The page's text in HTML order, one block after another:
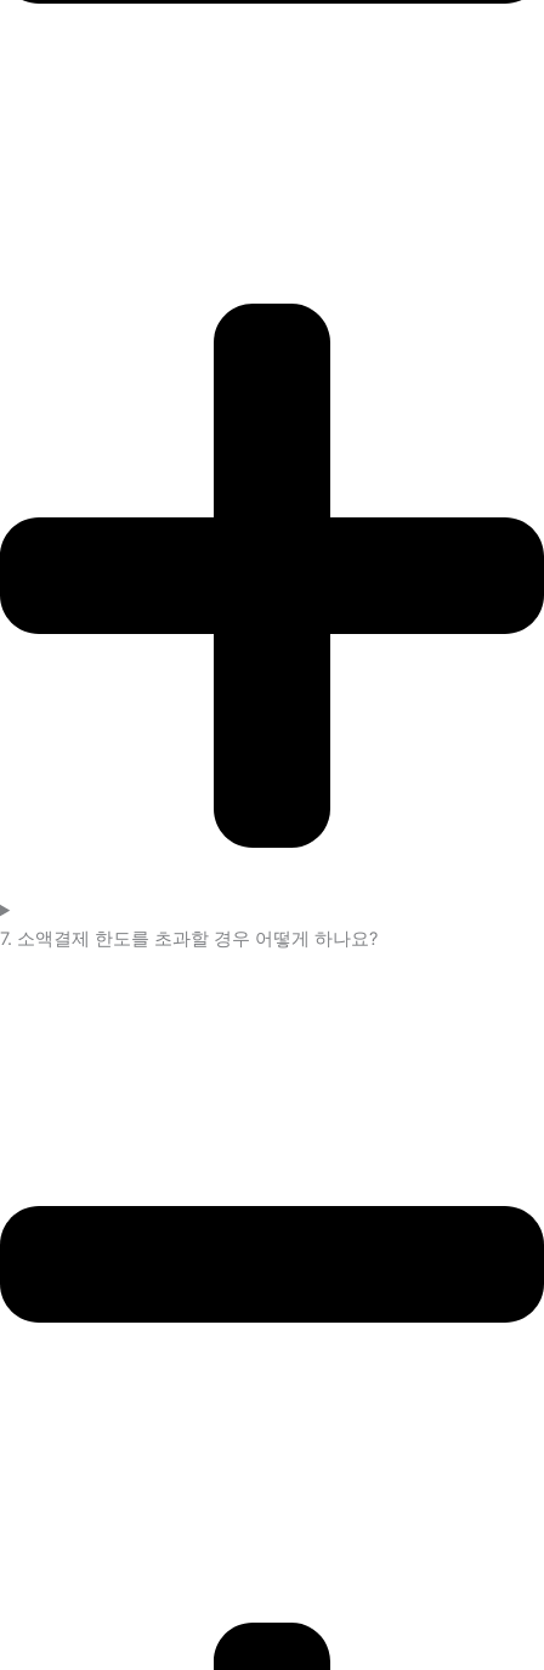
7. 소액결제 한도를 초과할 경우 어떻게 하나요?